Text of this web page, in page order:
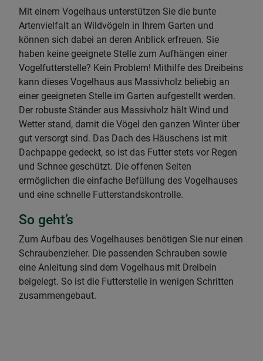
Mit einem Vogelhaus unterstützen Sie die bunte
Artenvielfalt an Wildvögeln in Ihrem Garten und
können sich dabei an deren Anblick erfreuen. Sie
haben keine geeignete Stelle zum Aufhängen einer
Vogelfutterstelle? Kein Problem! Mithilfe des Dreibeins
kann dieses Vogelhaus aus Massivholz beliebig an
einer geeigneten Stelle im Garten aufgestellt werden.
Der robuste Ständer aus Massivholz hält Wind und
Wetter stand, damit die Vögel den ganzen Winter über
gut versorgt sind. Das Dach des Häuschens ist mit
Dachpappe gedeckt, so ist das Futter stets vor Regen
und Schnee geschützt. Die offenen Seiten
ermöglichen die einfache Befüllung des Vogelhauses
und eine schnelle Futterstandskontrolle.
So geht’s
Zum Aufbau des Vogelhauses benötigen Sie nur einen
Schraubenzieher. Die passenden Schrauben sowie
eine Anleitung sind dem Vogelhaus mit Dreibein
beigelegt. So ist die Futterstelle in wenigen Schritten
zusammengebaut.